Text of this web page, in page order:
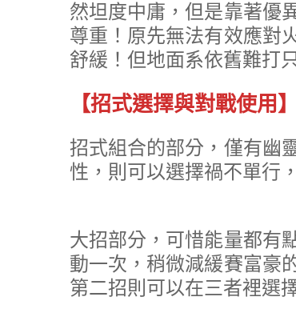
然坦度中庸，但是靠著優
尊重！原先無法有效應對
舒緩！但地面系依舊難打
【招式選擇與對戰使用】
招式組合的部分，僅有幽
性，則可以選擇禍不單行
大招部分，可惜能量都有
動一次，稍微減緩賽富豪
第二招則可以在三者裡選